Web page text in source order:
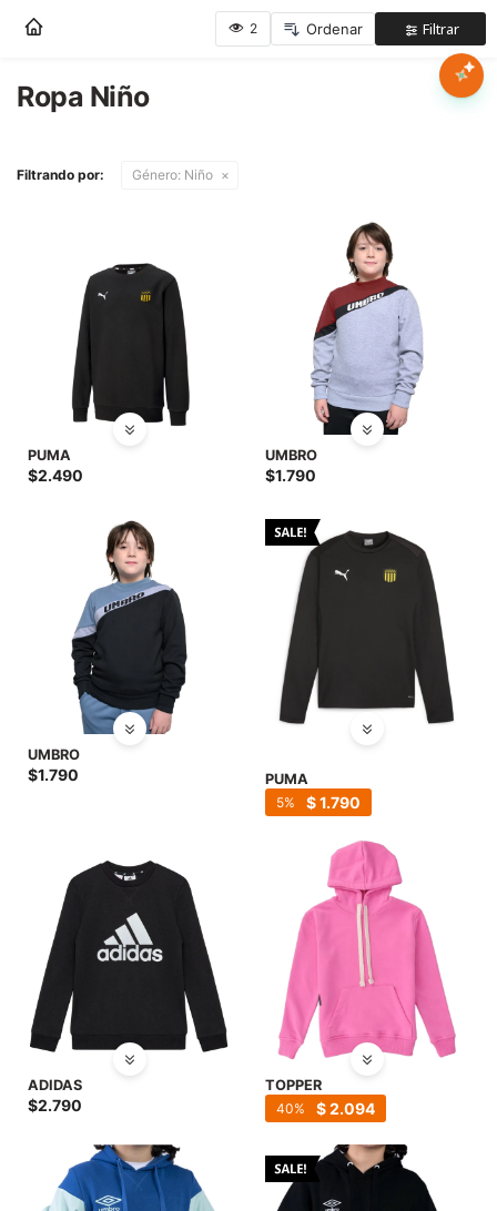
Nota:
este
web
incluye
de
Ropa Niño
Filtrando por: Género: Niño
PUMA
$2.490
UMBRO
$1.790
UMBRO
$1.790 PUMA
$1.790
5
ADIDAS
$2.790
TOPPER
$2.094
40
Mujer
Hombre
Accesorios
Marcas
Novedades